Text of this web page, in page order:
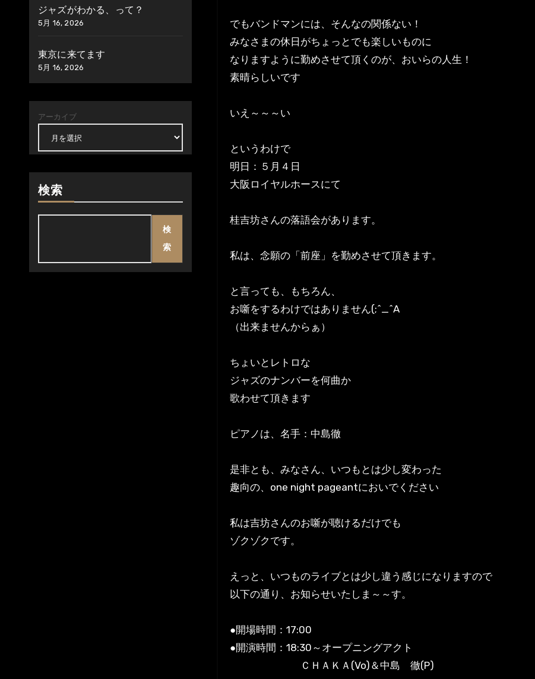
ジャズがわかる、って？
5月 16, 2026
東京に来てます
5月 16, 2026
アーカイブ
検索
検
索
でもバンドマンには、そんなの関係ない！
みなさまの休日がちょっとでも楽しいものに
なりますように勤めさせて頂くのが、おいらの人生！
素晴らしいです
いえ～～～い
というわけで
明日：５月４日
大阪ロイヤルホースにて
桂吉坊さんの落語会があります。
私は、念願の「前座」を勤めさせて頂きます。
と言っても、もちろん、
お噺をするわけではありません(;^_^A
（出来ませんからぁ）
ちょいとレトロな
ジャズのナンバーを何曲か
歌わせて頂きます
ピアノは、名手：中島徹
是非とも、みなさん、いつもとは少し変わった
趣向の、one night pageantにおいでください
私は吉坊さんのお噺が聴けるだけでも
ゾクゾクです。
えっと、いつものライブとは少し違う感じになりますので
以下の通り、お知らせいたしま～～す。
●開場時間：17:00
●開演時間：18:30～オープニングアクト
ＣＨＡＫＡ(Vo)＆中島 徹(P)